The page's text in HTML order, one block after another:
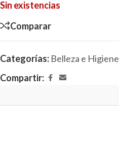
Sin existencias
Comparar
Categorías: Belleza e Higiene
Compartir: